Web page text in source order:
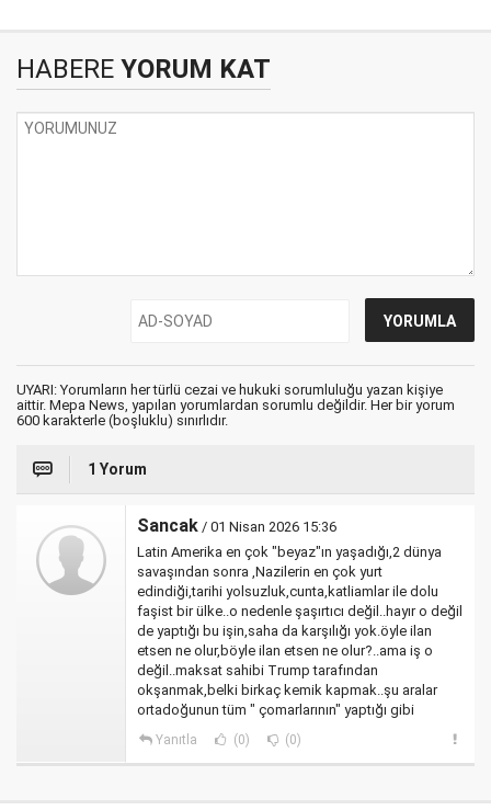
HABERE YORUM KAT
UYARI: Yorumların her türlü cezai ve hukuki sorumluluğu yazan kişiye
aittir. Mepa News, yapılan yorumlardan sorumlu değildir. Her bir yorum
600 karakterle (boşluklu) sınırlıdır.
1 Yorum
Sancak / 01 Nisan 2026 15:36
Latin Amerika en çok "beyaz"ın yaşadığı,2 dünya
savaşından sonra ,Nazilerin en çok yurt
edindiği,tarihi yolsuzluk,cunta,katliamlar ile dolu
faşist bir ülke..o nedenle şaşırtıcı değil..hayır o değil
de yaptığı bu işin,saha da karşılığı yok.öyle ilan
etsen ne olur,böyle ilan etsen ne olur?..ama iş o
değil..maksat sahibi Trump tarafından
okşanmak,belki birkaç kemik kapmak..şu aralar
ortadoğunun tüm " çomarlarının" yaptığı gibi
Yanıtla (0) (0)